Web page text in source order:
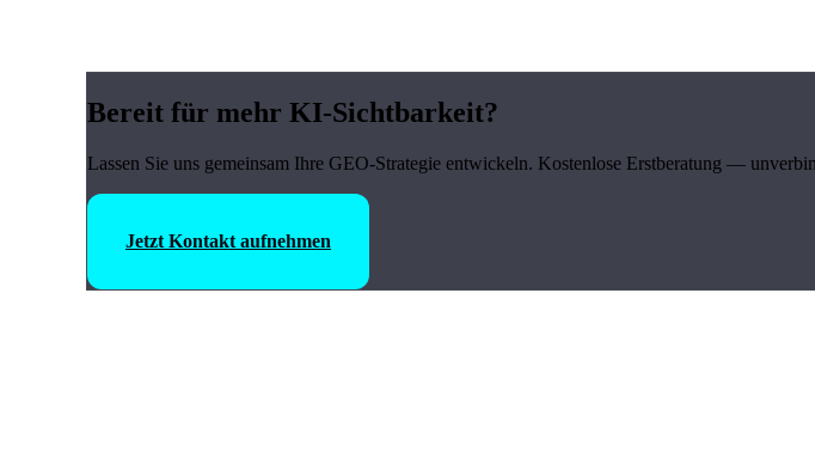
Bereit für mehr KI-Sichtbarkeit?
Lassen Sie uns gemeinsam Ihre GEO-Strategie entwickeln. Kostenlose Erstberatung —
Jetzt Kontakt aufnehmen